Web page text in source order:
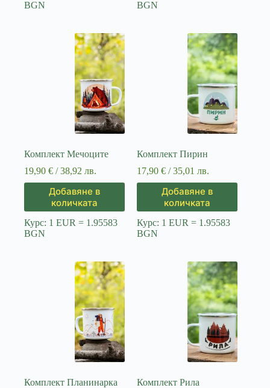
BGN BGN
Комплект Мечоците
19,90 € / 38,92 лв.
Добавяне в
количката
Курс: 1 EUR = 1.95583
BGN
Комплект Пирин
17,90€ / 35,01 лв.
Добавяне в
количката
Курс: 1 EUR = 1.95583
BGN
Комплект Планинарка
Комплект Рила